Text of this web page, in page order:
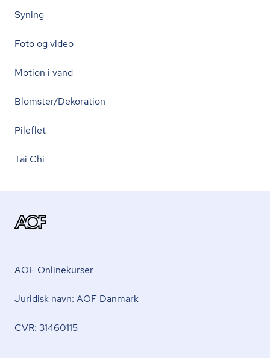
Syning
Foto og video
Motion i vand
Blomster/Dekoration
Pileflet
Tai Chi
AOF Onlinekurser
Juridisk navn: AOF Danmark
CVR: 31460115